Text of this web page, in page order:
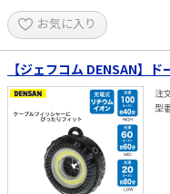
ラ
時
専
時
回
お気に入り
【ジェフコム DENSAN】
注
型